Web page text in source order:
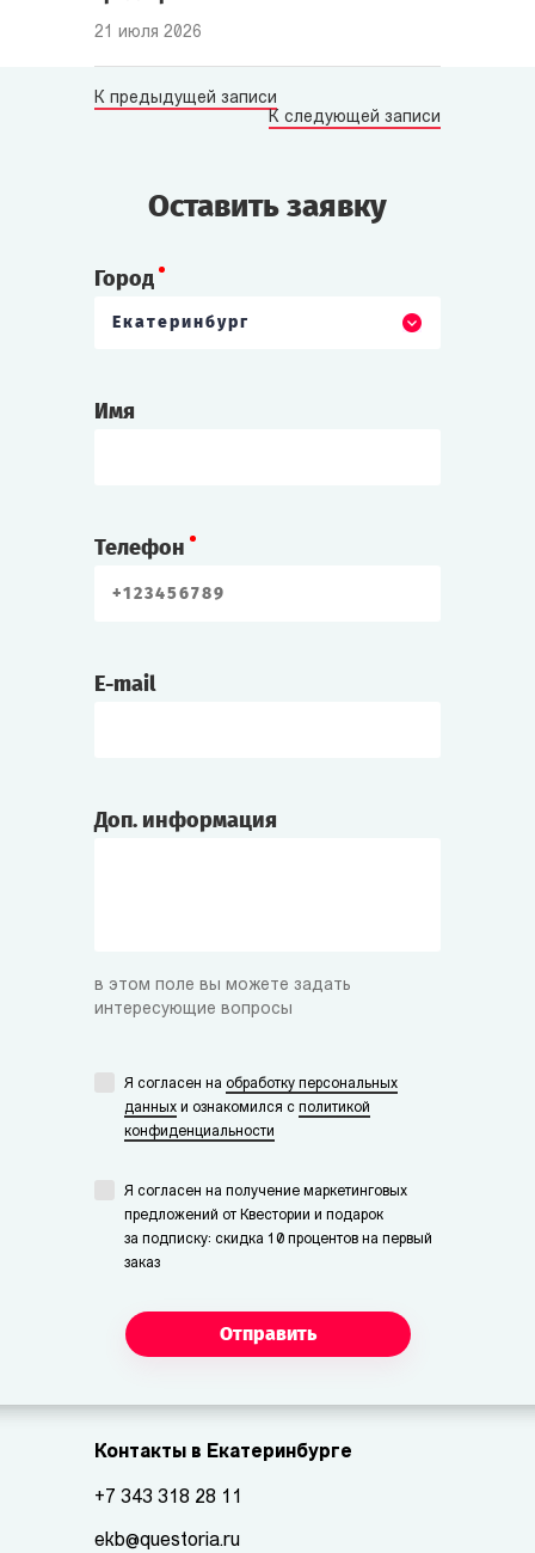
21 июля 2026
К предыдущей записи
К следующей записи
Оставить заявку
Город
Екатеринбург
Имя
Телефон
E-mail
Доп. информация
в этом поле вы можете задать
интересующие вопросы
Я согласен на обработку персональных
данных и ознакомился с политикой
конфиденциальности
Я согласен на получение маркетинговых
предложений от Квестории и подарок
за подписку: скидка 10 процентов на первый
заказ
Отправить
Контакты в Екатеринбурге
+7 343 318 28 11
ekb@questoria.ru